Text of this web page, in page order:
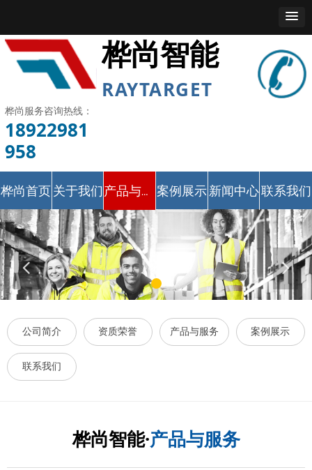
넳 넲
桦尚智能
桦尚服务咨询热线：
18922981
958
桦尚首页 关于我们 产品与服务 案例展示 新闻中心联系我们
RAYTARGET
桦尚智能·产品与服务
公司简介 资质荣誉 产品与服务 案例展示
联系我们